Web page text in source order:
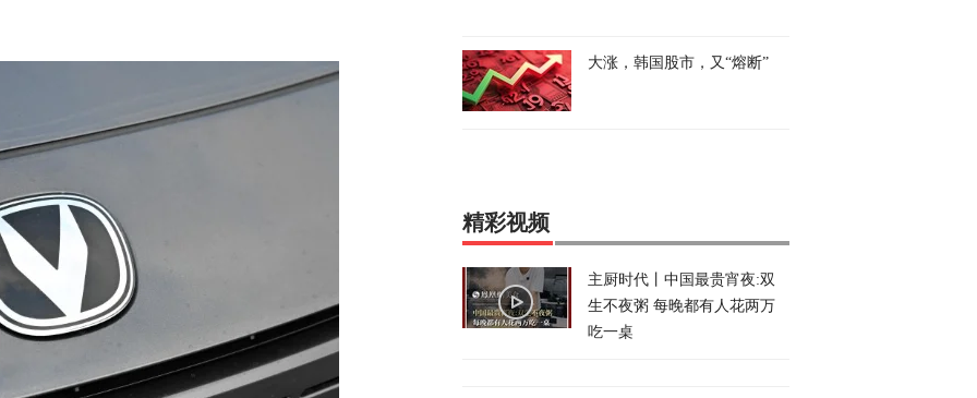
大涨，韩国股市，又“熔断”
精彩视频
主厨时代丨中国最贵宵夜:双
生不夜粥 每晚都有人花两万
吃一桌